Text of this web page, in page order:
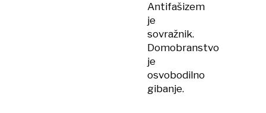
Antifašizem
je
sovražnik.
Domobranstvo
je
osvobodilno
gibanje.